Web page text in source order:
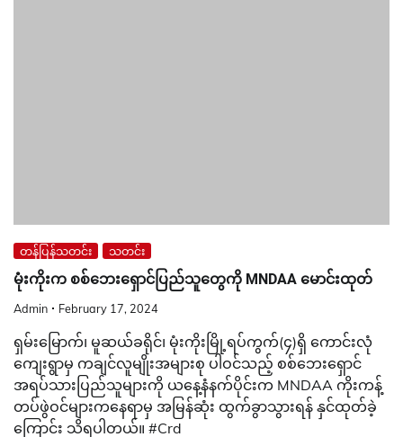
တန်ပြန်သတင်း သတင်း
မုံးကိုးက စစ်ဘေးရှောင်ပြည်သူတွေကို MNDAA မောင်းထုတ်
Admin February 17, 2024
ရှမ်းမြောက်၊ မူဆယ်ခရိုင်၊ မုံးကိုးမြို့ရပ်ကွက်(၄)ရှိ ကောင်းလုံ
ကျေးရွာမှ ကချင်လူမျိုးအများစု ပါဝင်သည့် စစ်ဘေးရှောင်
အရပ်သားပြည်သူများကို ယနေ့နံနက်ပိုင်းက MNDAA ကိုးကန့်
တပ်ဖွဲဝင်များကနေရာမှ အမြန်ဆုံး ထွက်ခွာသွားရန် နှင်ထုတ်ခဲ့
ကြောင်း သိရပါတယ်။ #Crd